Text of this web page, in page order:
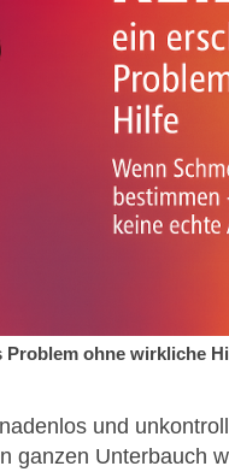
Problem ohne wirkliche
und
ganzen Unterbauch